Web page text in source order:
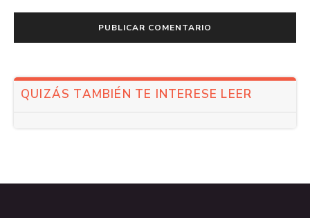
QUIZÁS TAMBIÉN TE INTERESE LEER